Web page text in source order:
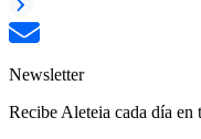
Newsletter
Recibe Aleteia cada día en